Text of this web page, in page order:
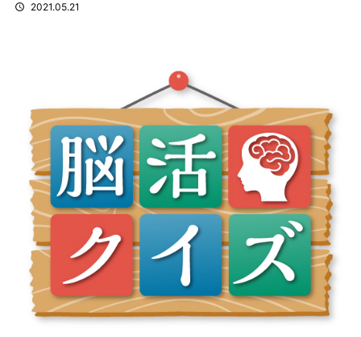
2021.05.21